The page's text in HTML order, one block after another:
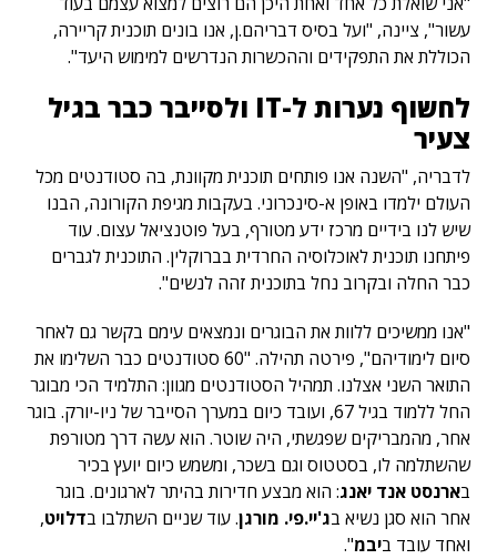
עשור", ציינה, "ועל בסיס דבריהם.ן, אנו בונים תוכנית קריירה,
הכוללת את התפקידים וההכשרות הנדרשים למימוש היעד".
לחשוף נערות ל-IT ולסייבר כבר בגיל
צעיר
לדבריה, "השנה אנו פותחים תוכנית מקוונת, בה סטודנטים מכל
העולם ילמדו באופן א-סינכרוני. בעקבות מגיפת הקורונה, הבנו
שיש לנו בידיים מרכז ידע מטורף, בעל פוטנציאל עצום. עוד
פיתחנו תוכנית לאוכלוסיה החרדית בברוקלין. התוכנית לגברים
כבר החלה ובקרוב נחל בתוכנית זהה לנשים".
"אנו ממשיכים ללוות את הבוגרים ונמצאים עימם בקשר גם לאחר
סיום לימודיהם", פירטה תהילה. "60 סטודנטים כבר השלימו את
התואר השני אצלנו. תמהיל הסטודנטים מגוון: התלמיד הכי מבוגר
החל ללמוד בגיל 67, ועובד כיום במערך הסייבר של ניו-יורק. בוגר
אחר, מהמבריקים שפגשתי, היה שוטר. הוא עשה דרך מטורפת
שהשתלמה לו, בסטטוס וגם בשכר, ומשמש כיום יועץ בכיר
בארנסט אנד יאנג: הוא מבצע חדירות בהיתר לארגונים. בוגר
אחר הוא סגן נשיא בג'יי.פי. מורגן. עוד שניים השתלבו בדלויט,
ואחד עובד ביבמ".